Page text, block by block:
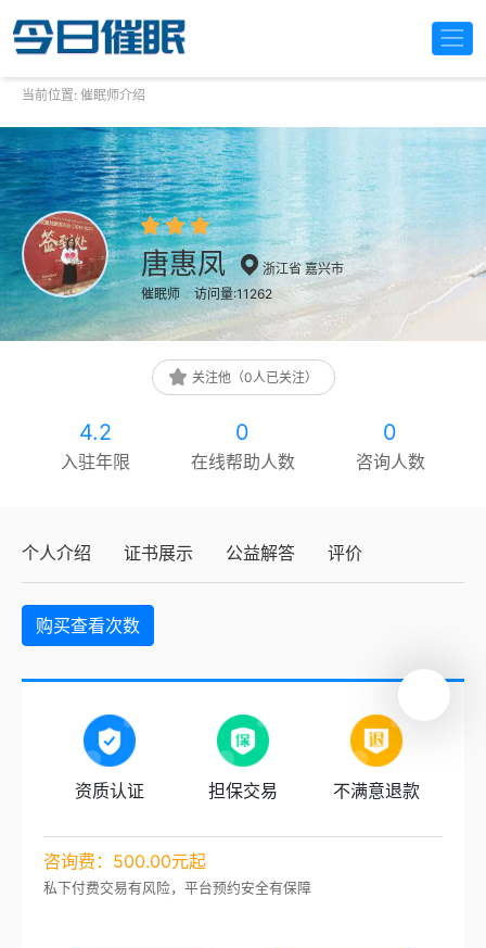
当前位置: 催眠师介绍
唐惠凤
浙江省 嘉兴市
催眠师
访问量:11262
关注他（0人已关注）
4.2
入驻年限
0
在线帮助人数
0
咨询人数
个人介绍 证书展示 公益解答 评价
购买查看次数
资质认证 担保交易 不满意退款
咨询费：500.00元起
私下付费交易有风险，平台预约安全有保障